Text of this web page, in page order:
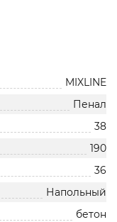
MIXLINE
Пенал
38
190
36
Напольный
бетон